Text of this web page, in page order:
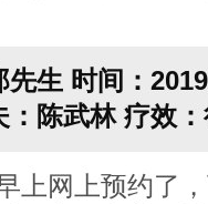
先生 时间：
：陈武林 疗效
上网上预约了